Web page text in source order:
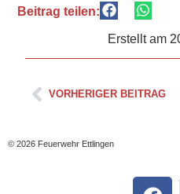
Beitrag teilen:
Erstellt am
VORHERIGER BEITRAG
© 2026 Feuerwehr Ettlingen